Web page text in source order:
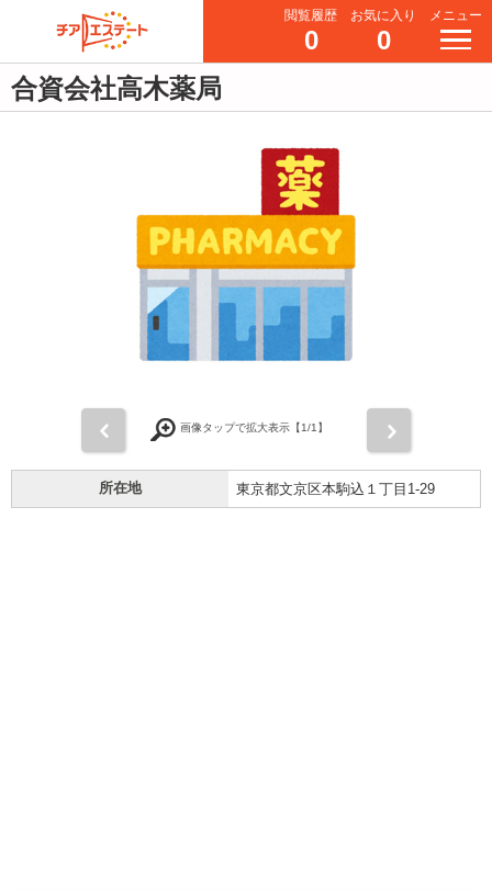
閲覧履歴
0
お気に入り
0
メニュー
合資会社高木薬局
画像タップで拡大表示【1/1】
所在地 東京都文京区本駒込１丁目1-29